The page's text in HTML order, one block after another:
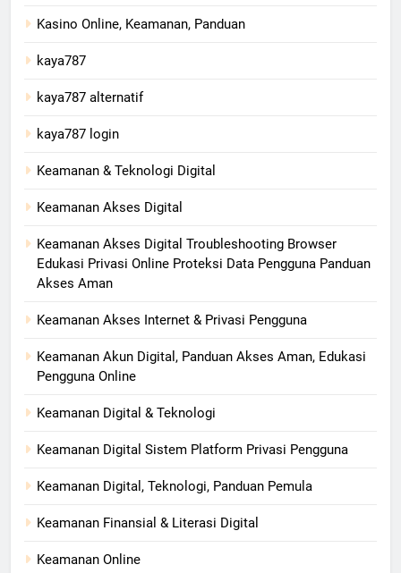
Kasino Online, Keamanan, Panduan
kaya787
kaya787 alternatif
kaya787 login
Keamanan & Teknologi Digital
Keamanan Akses Digital
Keamanan Akses Digital Troubleshooting Browser
Edukasi Privasi Online Proteksi Data Pengguna Panduan
Akses Aman
Keamanan Akses Internet & Privasi Pengguna
Keamanan Akun Digital, Panduan Akses Aman, Edukasi
Pengguna Online
Keamanan Digital & Teknologi
Keamanan Digital Sistem Platform Privasi Pengguna
Keamanan Digital, Teknologi, Panduan Pemula
Keamanan Finansial & Literasi Digital
Keamanan Online